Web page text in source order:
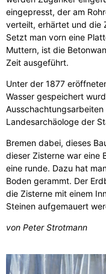
eingepresst, der am
verteilt, erhärtet und die
Setzt man vorn eine
Muttern, ist die
Zeit ausgeführt.
Unter der 1877
Wasser gespeichert
Landesarchäologe der
Bremen dabei, dieses
dieser Zisterne war eine
eine runde. Dazu hat
Boden gerammt. Der
die Zisterne mit einem
Steinen aufgemauert
von Peter Strotmann